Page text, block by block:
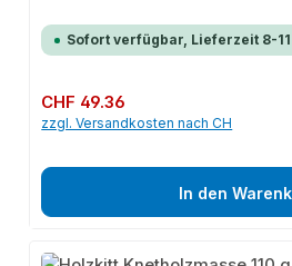
Sofort verfügbar, Lieferzeit 8-11
Regulärer Preis:
CHF 49.36
zzgl. Versandkosten nach CH
In den